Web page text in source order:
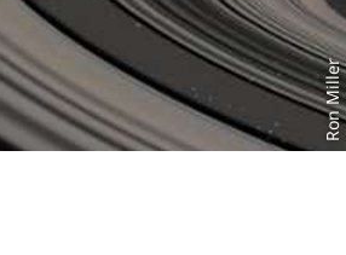
Ron Miller